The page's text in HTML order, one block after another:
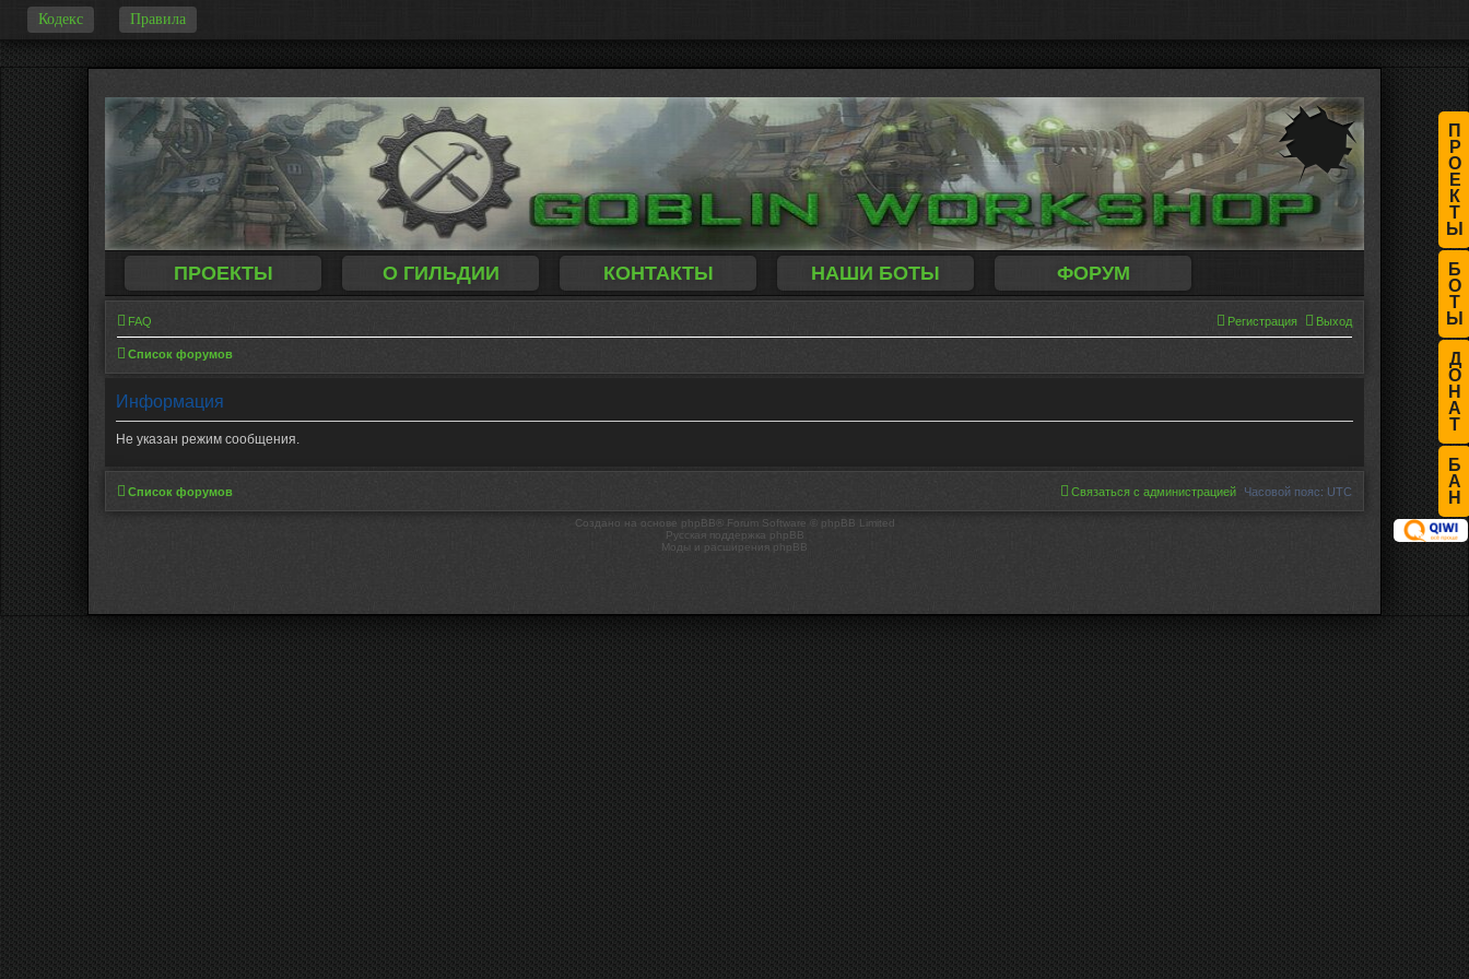
Кодекс Правила
П
Р
О
Е
К
Т
Ы
Б
О
Т
Ы
Д
О
Н
А
Т
Б
А
Н
ПРОЕКТЫ О ГИЛЬДИИ КОНТАКТЫ НАШИ БОТЫ ФОРУМ
FAQ Выход
Регистрация
Список форумов
Информация
Не указан режим сообщения.
Список форумов Часовой пояс: UTC
Связаться с администрацией
Создано на основе phpBB® Forum Software © phpBB Limited
Русская поддержка phpBB
Моды и расширения phpBB